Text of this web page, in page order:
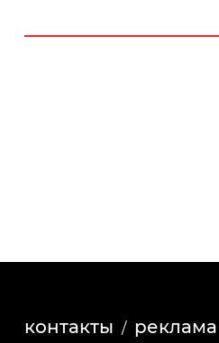
контакты реклама